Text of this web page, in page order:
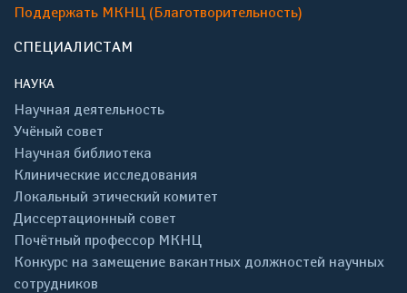
Поддержать МКНЦ (Благотворительность)
СПЕЦИАЛИСТАМ
НАУКА
Научная деятельность
Учёный совет
Научная библиотека
Клинические исследования
Локальный этический комитет
Диссертационный совет
Почётный профессор МКНЦ
Конкурс на замещение вакантных должностей научных
сотрудников